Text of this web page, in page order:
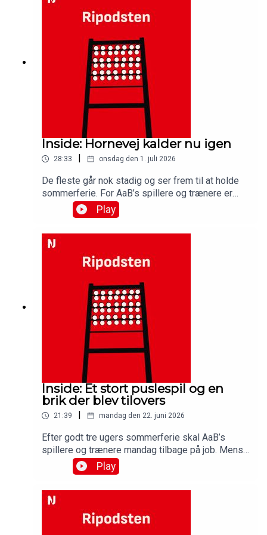
rekordunderskuddet hos Vendsyssel
FF.Medvirkende:Simon Ydesen, journalist,
NordjyskeJens Otto Barsøe, journalist,
NordjyskeSteffen Højer, cheftræner, AaBBenjamin
Tiedemann, anfører AaBMichael Tuxen Boll,
adm.direktør, AaB
Inside: Hornevej kalder nu igen
28:33 | onsdag den 1. juli 2026
De fleste går nok stadig og ser frem til at holde
sommerferie. For AaB’s spillere og trænere er
den forbi. Mandag var de tilbage på
træningsbanen på Hornevej for at starte
forberedelserne til den kommende sæson i
Betinia Ligaen, og der er nok at arbejde med for
cheftræner Steffen Højer, som stadig må se langt
efter de markante forstærkninger til
truppen.Medvirkende:Simon Ydesen, journalist,
NordjyskeJens Otto Barsøe, journalist,
NordjyskeSteffen Højer, cheftræner, AabBjarne
Pudel, AaB
Play
Inside: Et stort puslespil og en
brik der blev tilovers
21:39 | mandag den 22. juni 2026
Efter godt tre ugers sommerferie skal AaB’s
spillere og trænere mandag tilbage på job. Mens
de har holdt en pause fra Hornevej, har sportschef
John Møller brugt meget af sin tid på at få de
første brikker på plads i det puslespil, der skal
gøres færdigt senest i starten af september. Få
en status fra sportschefen i denne udgave af
Ripodsten, hvor du også kommer til at høre fra en
Play